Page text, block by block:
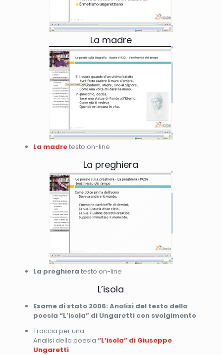
La madre
La madretesto on-line
La preghiera
La preghiera testo on-line
L’isola
Esame di stato 2006: Analisi del testo della
poesia “L’isola” di Ungaretti con svolgimento
Traccia per una
Analisi della poesia “L’isola” di Giuseppe
Ungaretti